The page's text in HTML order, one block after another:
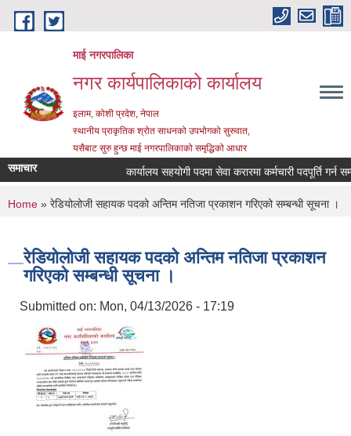
Skip to main content
माई नगरपालिका
नगर कार्यपालिकाको कार्यालय
इलाम, कोशी प्रदेश, नेपाल
स्थानीय प्राकृतिक श्रोत साधनको उपभोगको सुरुवात,
यसैबाट सुरु हुन्छ माई नगरपालिकाको समृद्धिको आधार
समाचार कार्यालय सहयोगी पदमा सेवा करारमा कर्मचारी पदपूर्ति गर्न
You are here
Home » रेडियोलोजी सहायक पदको अन्तिम नतिजा प्रकाशन गरिएको सम्बन्धी सूचना ।
रेडियोलोजी सहायक पदको अन्तिम नतिजा प्रकाशन
गरिएको सम्बन्धी सूचना ।
Submitted on: Mon, 04/13/2026 - 17:19